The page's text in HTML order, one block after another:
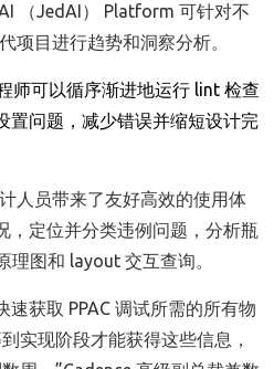
（JedAI） Platform 可针对不
项目进行趋势和洞察分析。
师可以循序渐进地运行 lint 检查
置问题，减少错误并缩短设计完
人员带来了友好高效的使用体
，定位并分类违例问题，分析瓶
理图和 layout 交互查询。
速获取 PPAC 调试所需的所有物
实现阶段才能获得这些信息，